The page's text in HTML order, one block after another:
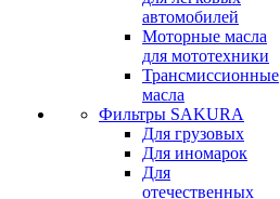
автомобилей
Моторные масла
для мототехники
Трансмиссионные
масла
Фильтры SAKURA
Для грузовых
Для иномарок
Для
отечественных